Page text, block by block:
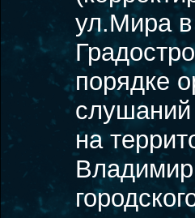
ул.Мира в
порядке
слушаний
на